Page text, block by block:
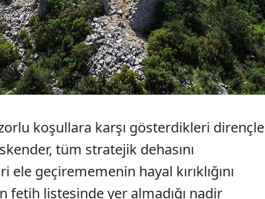
zorlu koşullara karşı gösterdikleri dirençle
tüm stratejik dehasını
geçirememenin hayal kırıklığını
fetih listesinde yer almadığı nadir